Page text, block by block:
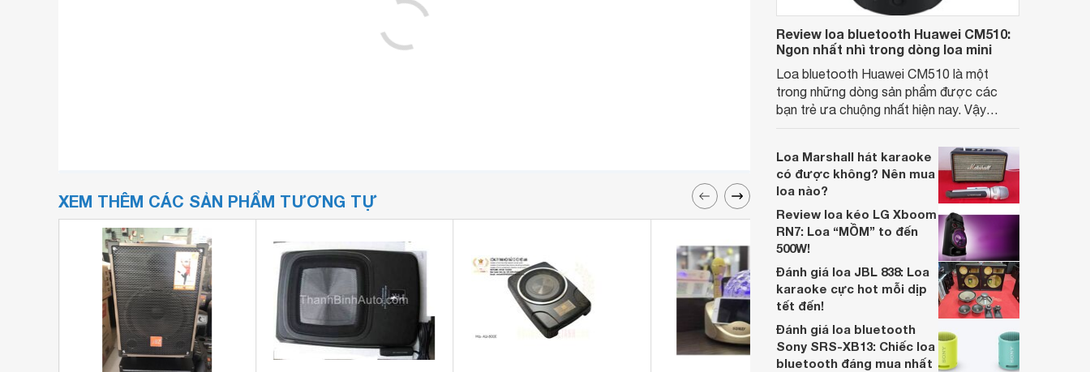
XEM THÊM CÁC SẢN PHẨM TƯƠNG TỰ
Review loa bluetooth Huawei CM510:
Ngon nhất nhì trong dòng loa mini
Loa bluetooth Huawei CM510 là một
trong những dòng sản phẩm được các
bạn trẻ ưa chuộng nhất hiện nay. Vậy
Loa Marshall hát karaoke
có được không? Nên mua
loa nào?
Review loa kéo LG Xboom
RN7: Loa “MỒM” to đến
500W!
Đánh giá loa JBL 838: Loa
karaoke cực hot mỗi dịp
tết đến!
Đánh giá loa bluetooth
Sony SRS-XB13: Chiếc loa
bluetooth đáng mua nhất